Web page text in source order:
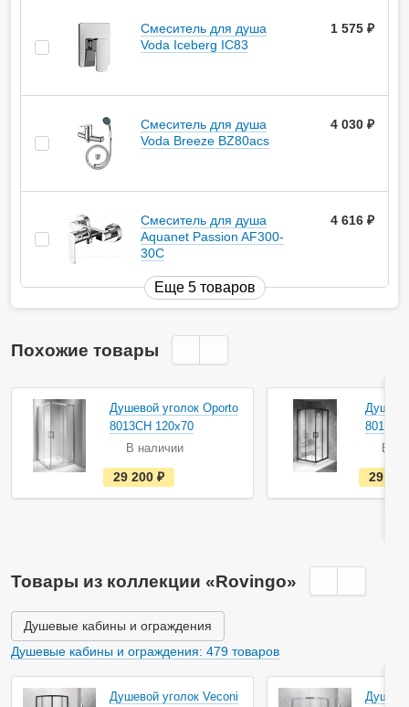
Смеситель для душа
Voda Iceberg IC83
1 575
Смеситель для душа
Voda Breeze BZ80acs
4 030
Смеситель для душа
Aquanet Passion AF300-
30С
4 616
Еще 5 товаров
Похожие товары
Душевой уголок Oporto
8013CH 120x70
В наличии
е
с
т
и
ч
и
29 200
8013B
В
29
Товары из коллекции «Rovingo»
Душевые кабины и ограждения
Душевые кабины и ограждения: 479 товаров
Душевой уголок Veconi